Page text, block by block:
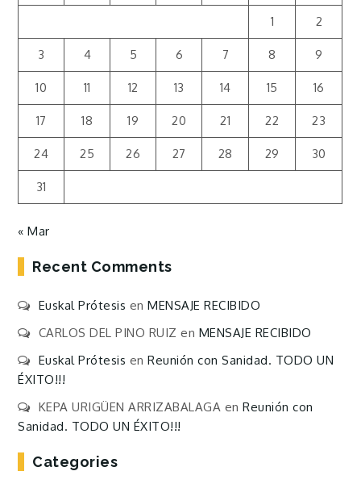
1 2
3 4 5 6 7 8 9
10 11 12 13 14 15 16
17 18 19 20 21 22 23
24 25 26 27 28 29 30
31
« Mar
Recent Comments
Euskal Prótesis enMENSAJE RECIBIDO
CARLOS DEL PINO RUIZ en MENSAJE RECIBIDO
Euskal Prótesis enReunión con Sanidad. TODO UN
ÉXITO!!!
KEPA URIGÜEN ARRIZABALAGA enReunión con
Sanidad. TODO UN ÉXITO!!!
Categories